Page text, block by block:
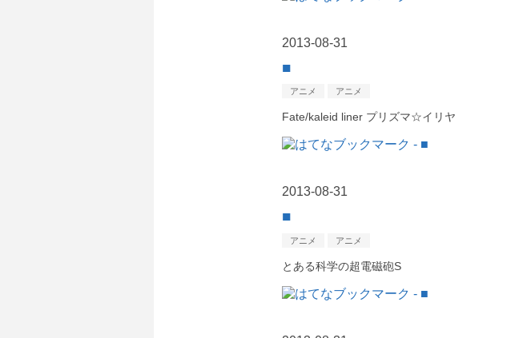
2013-08-31
■
アニメ アニメ
Fate/kaleid liner プリズマ☆イリヤ
2013-08-31
■
アニメ アニメ
とある科学の超電磁砲S